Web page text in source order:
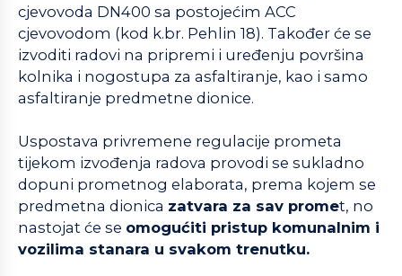
cjevovoda DN400 sa postojećim ACC
cjevovodom (kod k.br. Pehlin 18). Također će se
izvoditi radovi na pripremi i uređenju površina
kolnika i nogostupa za asfaltiranje, kao i samo
asfaltiranje predmetne dionice.
Uspostava privremene regulacije prometa
tijekom izvođenja radova provodi se sukladno
dopuni prometnog elaborata, prema kojem se
predmetna dionica zatvara za sav promet, no
nastojat će se omogućiti pristup komunalnim i
vozilima stanara u svakom trenutku.